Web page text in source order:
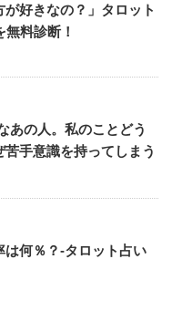
が好きなの？」タロット
料診断！
あの人。私のことどう
手意識を持ってしまう
は何％？-タロット占い